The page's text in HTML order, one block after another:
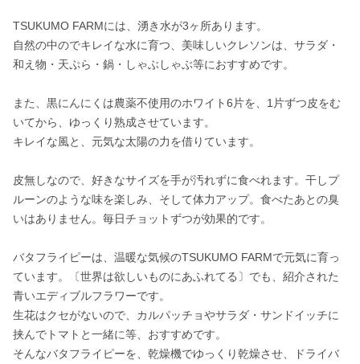
TSUKUMO FARMには、湧き水が3ヶ所あります。
自然の中のでキレイな水に育つ、美味しいクレソンは、サラダ・
和え物・天ぷら・鍋・しゃぶしゃぶ等におすすめです。
また、黒にんにくは農薬不使用のホワイト6片を、1片ずつ皮をむ
いてから、ゆっくり熟成させています。
キレイな風と、元気な太陽の力を借りています。
皮無しなので、好きなサイズを手が汚れずに食べれます。干しプ
ルーンのような味を楽しみ、そして体力アップ。食べたあとの臭
いはありません。毎日チョットずつが効果的です。
バタフライピーは、温暖な気候のTSUKUMO FARMで元気に育っ
ています。〔世界は欲しいものにあふれてる〕でも、紹介された
青いエディブルフラワーです。
生花はクセがないので、カルパッチョやサラダ・サンドイッチに
挟んでトマトと一緒に等、おすすめです。
そんなバタフライピーを、乾燥機でゆっくり乾燥させ、ドライバ